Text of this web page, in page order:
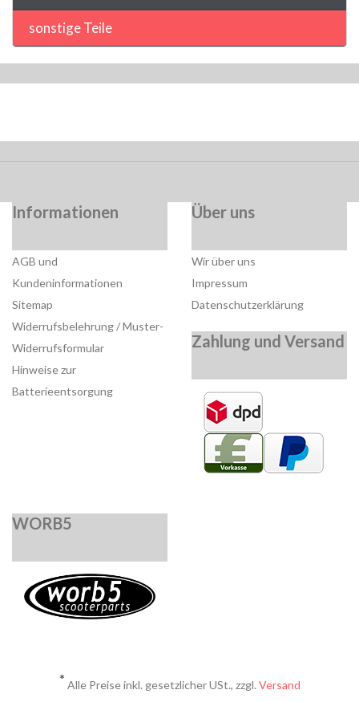
sonstige Teile
Informationen
AGB und
Kundeninformationen
Sitemap
Widerrufsbelehrung / Muster-
Widerrufsformular
Hinweise zur
Batterieentsorgung
Über uns
Wir über uns
Impressum
Datenschutzerklärung
Zahlung und Versand
WORB5
* Alle Preise inkl. gesetzlicher USt., zzgl. Versand